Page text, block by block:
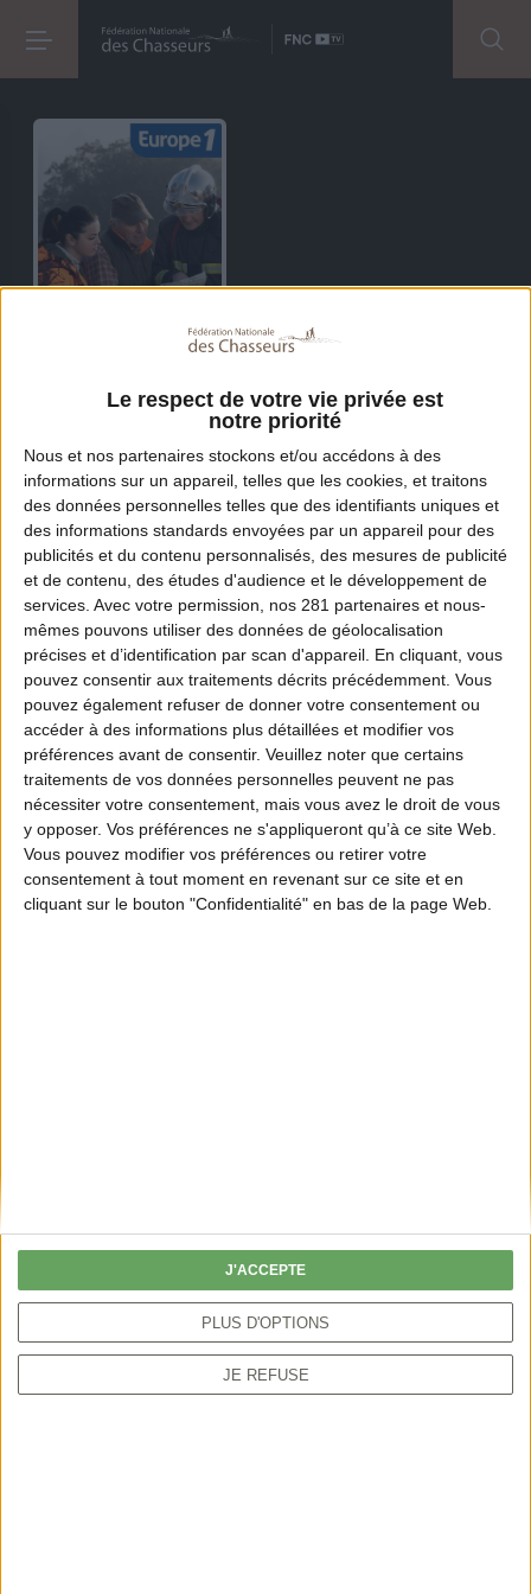
Le respect de votre vie privée est
notre priorité
Nous et nos partenaires stockons et/ou accédons à des
informations sur un appareil, telles que les cookies, et traitons
des données personnelles telles que des identifiants uniques et
des informations standards envoyées par un appareil pour des
publicités et du contenu personnalisés, des mesures de publicité
et de contenu, des études d'audience et le développement de
services. Avec votre permission, nos 281 partenaires et nous-
mêmes pouvons utiliser des données de géolocalisation
précises et d’identification par scan d'appareil. En cliquant, vous
pouvez consentir aux traitements décrits précédemment. Vous
pouvez également refuser de donner votre consentement ou
accéder à des informations plus détaillées et modifier vos
préférences avant de consentir. Veuillez noter que certains
traitements de vos données personnelles peuvent ne pas
nécessiter votre consentement, mais vous avez le droit de vous
y opposer. Vos préférences ne s'appliqueront qu’à ce site Web.
Vous pouvez modifier vos préférences ou retirer votre
consentement à tout moment en revenant sur ce site et en
cliquant sur le bouton "Confidentialité" en bas de la page Web.
PLUS D'OPTIONS
JE REFUSE
J'ACCEPTE
Parlons biodiversité
avec la FNC
À travers deschroniques accessiblesà tous,
découvrez les actions concrètesmenées chaque jour
par leschasseursen faveur de la biodiversité :
restauration des habitats, préservation de la faune
sauvage, entretien des zones humides, suivi
scientifique des espèces et bien d'autres initiatives de
terrain.
Regarder l’épisode 1
Les épisodes
2 ÉPISODES DISPONIBLES
Nature
Accueil FNC TV
Parlons biodiversité avec la
FNC